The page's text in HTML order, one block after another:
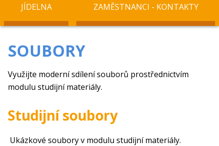
JÍDELNA ZAMĚSTNANCI - KONTAKTY
SOUBORY
Využijte moderní sdílení souborů prostřednictvím
modulu studijní materiály.
Studijní soubory
Ukázkové soubory v modulu studijní materiály.